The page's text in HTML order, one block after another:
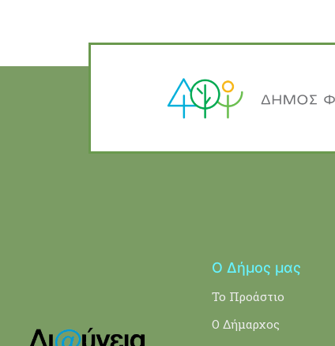
Ο Δήμος μας
Το Προάστιο
Ο Δήμαρχος